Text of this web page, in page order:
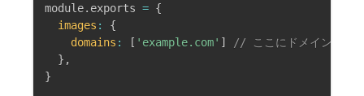
module. exports = {
images :
{
domains : [ 'example.com' ]
// ここにドメインを追
} ,
}